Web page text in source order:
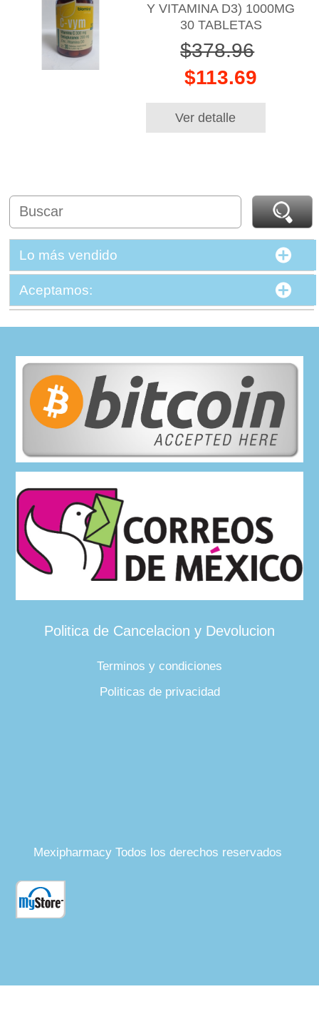
Y VITAMINA D3) 1000MG
30 TABLETAS
$378.96
$113.69
Ver detalle
Lo más vendido
Aceptamos:
Politica de Cancelacion y Devolucion
Terminos y condiciones
Politicas de privacidad
Mexipharmacy Todos los derechos reservados